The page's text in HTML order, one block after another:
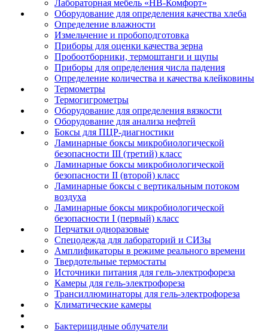
Лабораторная мебель «НВ-Комфорт»
Оборудование для определения качества хлеба
Определение влажности
Измельчение и пробоподготовка
Приборы для оценки качества зерна
Пробоотборники, термоштанги и щупы
Приборы для определения числа падения
Определение количества и качества клейковины
Термометры
Термогигрометры
Оборудование для определения вязкости
Оборудование для анализа нефтей
Боксы для ПЦР-диагностики
Ламинарные боксы микробиологической
безопасности III (третий) класс
Ламинарные боксы микробиологической
безопасности II (второй) класс
Ламинарные боксы с вертикальным потоком
воздуха
Ламинарные боксы микробиологической
безопасности I (первый) класс
Перчатки одноразовые
Спецодежда для лабораторий и СИЗы
Амплификаторы в режиме реального времени
Твердотельные термостаты
Источники питания для гель-электрофореза
Камеры для гель-электрофореза
Трансиллюминаторы для гель-электрофореза
Климатические камеры
Бактерицидные облучатели